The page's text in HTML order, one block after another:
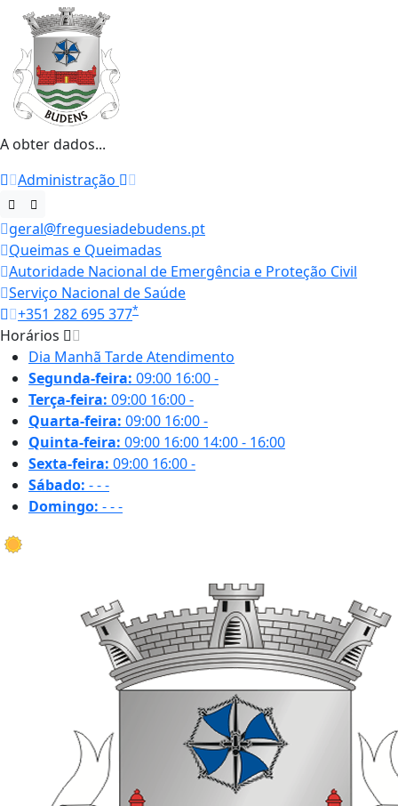
A obter dados...
Administração
geral@freguesiadebudens.pt
Queimas e Queimadas
Autoridade Nacional de Emergência e Proteção Civil
Serviço Nacional de Saúde
+351 282 695 377*
Horários
Dia Manhã TardeAtendimento
Segunda-feira: 09:00 16:00-
Terça-feira: 09:00 16:00-
Quarta-feira: 09:00 16:00-
Quinta-feira: 09:00 16:00 14:00 - 16:00
Sexta-feira: 09:00 16:00-
Sábado: ---
Domingo: ---